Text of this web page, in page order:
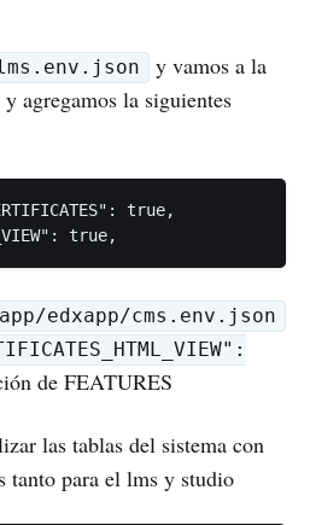
y vamos a la
agregamos la siguientes
true,
edxapp/cms.env.json
de FEATURES
las tablas del sistema con
tanto para el lms y studio